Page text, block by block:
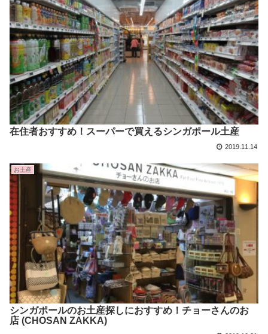
在住者おすすめ！スーパーで買えるシンガポール土産
2019.11.14
お土産
シンガポールのお土産探しにおすすめ！チョーさんのお
店 (CHOSAN ZAKKA)